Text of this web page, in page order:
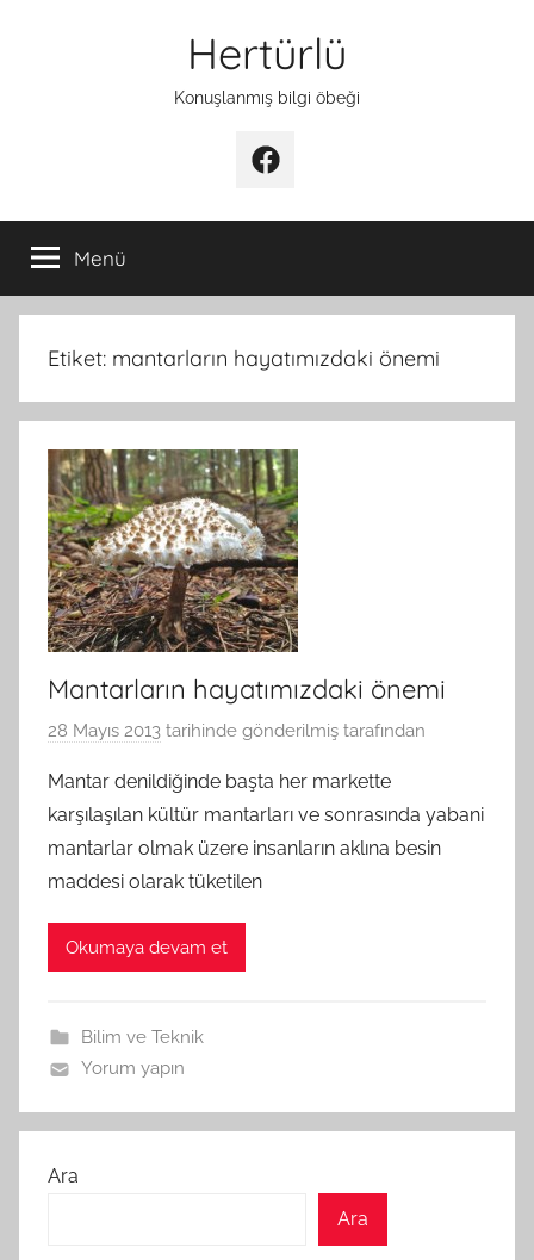
Hertürlü
Konuşlanmış bilgi öbeği
Facebook
Menü
Etiket: mantarların hayatımızdaki önemi
Mantarların hayatımızdaki önemi
28 Mayıs 2013 tarihinde gönderilmiş tarafından
Mantar denildiğinde başta her markette
karşılaşılan kültür mantarları ve sonrasında yabani
mantarlar olmak üzere insanların aklına besin
maddesi olarak tüketilen
Okumaya devam et
Bilim ve Teknik
Yorum yapın
Ara
Ara